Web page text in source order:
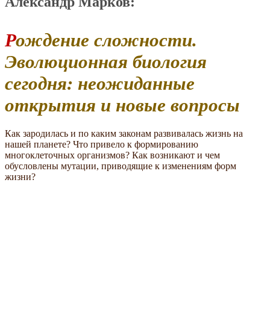
Рождение сложности.
Эволюционная биология
сегодня: неожиданные
открытия и новые вопросы
Как зародилась и по каким законам развивалась жизнь на
нашей планете? Что привело к формированию
многоклеточных организмов? Как возникают и чем
обусловлены мутации, приводящие к изменениям форм
жизни?